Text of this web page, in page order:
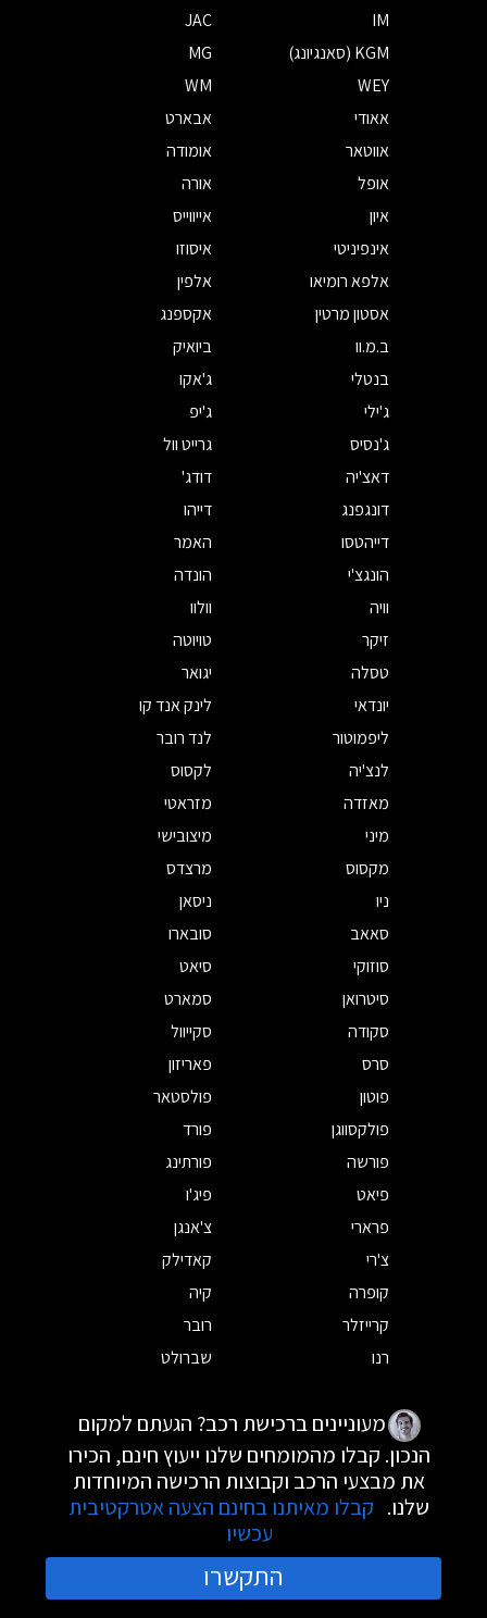
IM
JAC
KGM (סאנגיונג)
MG
WEY
WM
אאודי
אבארט
אווטאר
אומודה
אופל
אורה
איון
אייווייס
אינפיניטי
איסוזו
אלפא רומיאו
אלפין
אסטון מרטין
אקספנג
ב.מ.וו
ביואיק
בנטלי
ג'אקו
ג'ילי
ג'יפ
ג'נסיס
גרייט וול
דאצ'יה
דודג'
דונגפנג
דייהו
דייהטסו
האמר
הונגצ'י
הונדה
וויה
וולוו
זיקר
טויוטה
טסלה
יגואר
יונדאי
לינק אנד קו
ליפמוטור
לנד רובר
לנצ'יה
לקסוס
מאזדה
מזראטי
מיני
מיצובישי
מקסוס
מרצדס
ניו
ניסאן
סאאב
סובארו
סוזוקי
סיאט
סיטרואן
סמארט
סקודה
סקייוול
סרס
פאריזון
פוטון
פולסטאר
פולקסווגן
פורד
פורשה
פורתינג
פיאט
פיג'ו
פרארי
צ'אנגן
צ'רי
קאדילק
קופרה
קיה
קרייזלר
רובר
רנו
שברולט
מעוניינים ברכישת רכב? הגעתם למקום
הנכון. קבלו מהמומחים שלנו ייעוץ חינם, הכירו
את מבצעי הרכב וקבוצות הרכישה המיוחדות
שלנו. קבלו מאיתנו בחינם הצעה אטרקטיבית
עכשיו
התקשרו